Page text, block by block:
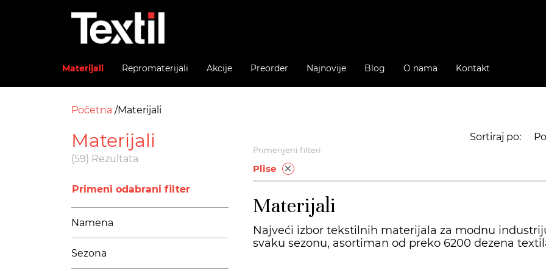
Materijali Repromaterijali Akcije Preorder Najnovije Blog O nama Kontakt
Početna Materijali
Materijali
(59) Rezultata
Primeni odabrani filter
Namena
Sezona
Sortiraj po:
Primenjeni filteri
Plise
Materijali
Najveći izbor tekstilnih materijala za modnu
svaku sezonu, asortiman od preko 6200 dezena